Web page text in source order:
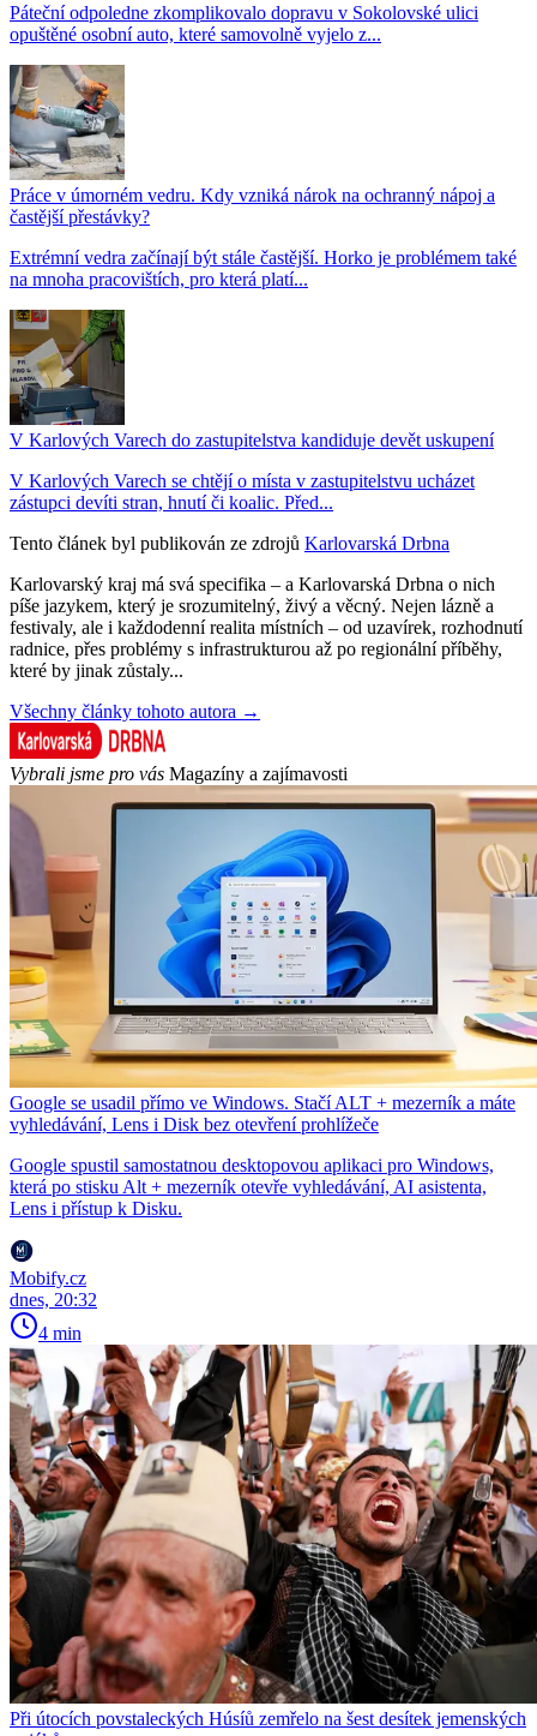
Páteční odpoledne zkomplikovalo dopravu v Sokolovské ulici
opuštěné osobní auto, které samovolně vyjelo z...
Práce v úmorném vedru. Kdy vzniká nárok na ochranný nápoj a
častější přestávky?
Extrémní vedra začínají být stále častější. Horko je problémem také
na mnoha pracovištích, pro která platí...
V Karlových Varech do zastupitelstva kandiduje devět uskupení
V Karlových Varech se chtějí o místa v zastupitelstvu ucházet
zástupci devíti stran, hnutí či koalic. Před...
Tento článek byl publikován ze zdrojů Karlovarská Drbna
Karlovarský kraj má svá specifika – a Karlovarská Drbna o nich
píše jazykem, který je srozumitelný, živý a věcný. Nejen lázně a
festivaly, ale i každodenní realita místních – od uzavírek, rozhodnutí
radnice, přes problémy s infrastrukturou až po regionální příběhy,
které by jinak zůstaly...
Všechny články tohoto autora →
Vybrali jsme pro vás Magazíny a zajímavosti
Google se usadil přímo ve Windows. Stačí ALT + mezerník a máte
vyhledávání, Lens i Disk bez otevření prohlížeče
Google spustil samostatnou desktopovou aplikaci pro Windows,
která po stisku Alt + mezerník otevře vyhledávání, AI asistenta,
Lens i přístup k Disku.
Mobify.cz
dnes, 20:32
4 min
Při útocích povstaleckých Húsíů zemřelo na šest desítek jemenských